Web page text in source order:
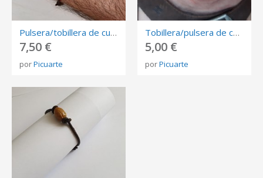
Pulsera/tobillera de cuero con nudos y 2 huesos de aceituna AFRICA
7,50 €
porPicuarte
Tobillera/pulsera de cuero con nudos y 2 huesos de aceituna
5,00 €
porPicuarte